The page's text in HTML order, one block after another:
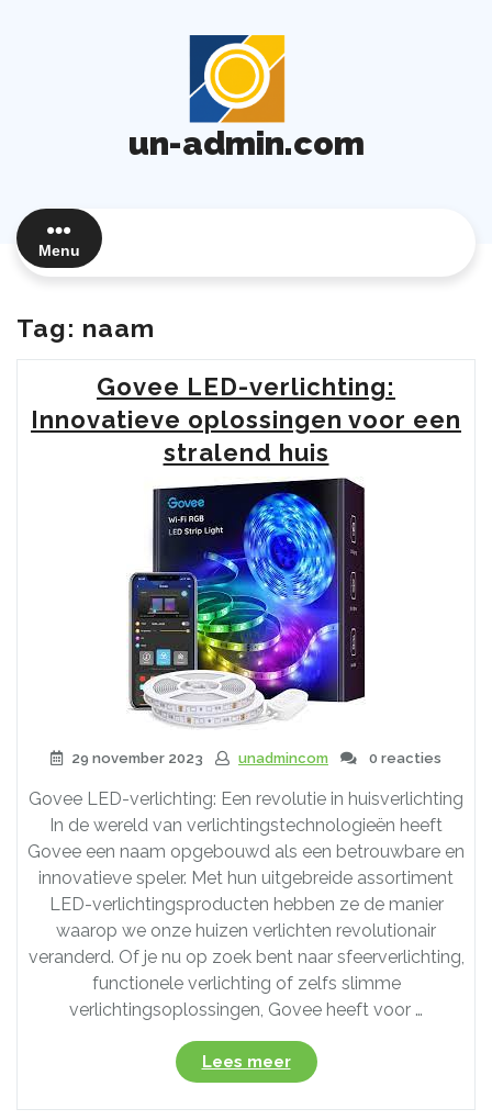
un-admin.com
Menu
Tag: naam
Govee LED-verlichting:
Innovatieve oplossingen voor een
stralend huis
29 november 2023 unadmincom 0 reacties
Govee LED-verlichting: Een revolutie in huisverlichting
In de wereld van verlichtingstechnologieën heeft
Govee een naam opgebouwd als een betrouwbare en
innovatieve speler. Met hun uitgebreide assortiment
LED-verlichtingsproducten hebben ze de manier
waarop we onze huizen verlichten revolutionair
veranderd. Of je nu op zoek bent naar sfeerverlichting,
functionele verlichting of zelfs slimme
verlichtingsoplossingen, Govee heeft voor …
Lees meer“Govee
LED-
verlichting: